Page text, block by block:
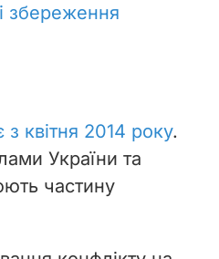
збереження
з квітня 2014 року.
України та
частину